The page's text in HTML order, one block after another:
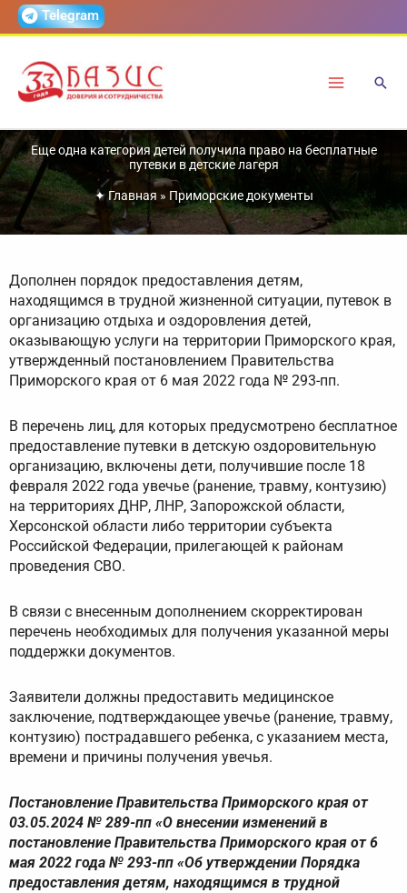
ПерейтиTelegram
Еще одна категория детей получила право на бесплатные
путевки в детские лагеря
✦Главная » Приморские документы
Дополнен порядок предоставления детям,
находящимся в трудной жизненной ситуации, путевок в
организацию отдыха и оздоровления детей,
оказывающую услуги на территории Приморского края,
утвержденный постановлением Правительства
Приморского края от 6 мая 2022 года № 293-пп.
В перечень лиц, для которых предусмотрено бесплатное
предоставление путевки в детскую оздоровительную
организацию, включены дети, получившие после 18
февраля 2022 года увечье (ранение, травму, контузию)
на территориях ДНР, ЛНР, Запорожской области,
Херсонской области либо территории субъекта
Российской Федерации, прилегающей к районам
проведения СВО.
В связи с внесенным дополнением скорректирован
перечень необходимых для получения указанной меры
поддержки документов.
Заявители должны предоставить медицинское
заключение, подтверждающее увечье (ранение, травму,
контузию) пострадавшего ребенка, с указанием места,
времени и причины получения увечья.
Постановление Правительства Приморского края от
03.05.2024 № 289-пп «О внесении изменений в
постановление Правительства Приморского края от 6
мая 2022 года № 293-пп «Об утверждении Порядка
предоставления детям, находящимся в трудной